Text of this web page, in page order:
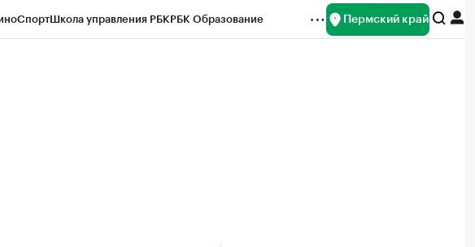
СпортШкола управления РБКРБК Образование Пермский край